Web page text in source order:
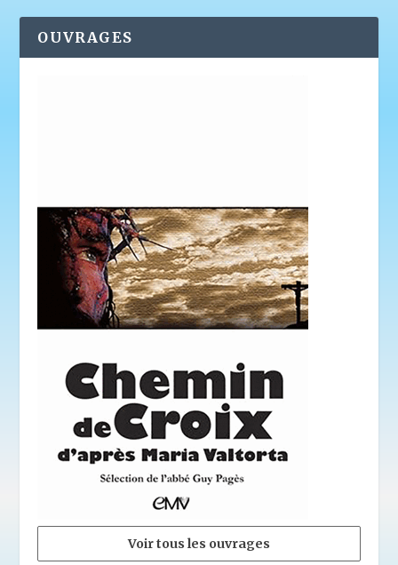
OUVRAGES
Voir tous les ouvrages